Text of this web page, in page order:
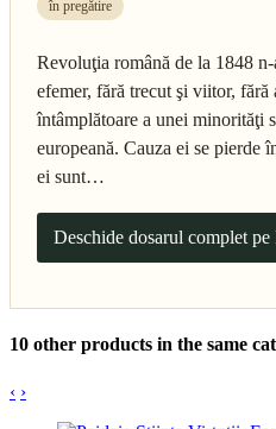
în pregătire
Revoluţia română de la 1848
efemer, fără trecut şi viitor, fără
întâmplătoare a unei minorităţi
europeană. Cauza ei se
ei sunt…
Deschide dosarul complet
10 other products in the same
‹ ›